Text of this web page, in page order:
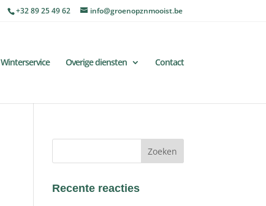
+32 89 25 49 62 info@groenopznmooist.be
Winterservice Overige diensten Contact
Recente reacties